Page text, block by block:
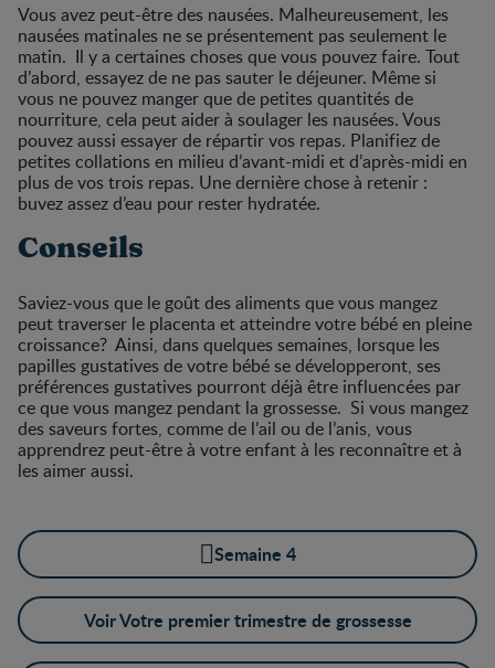
Vous avez peut-être des nausées. Malheureusement, les
nausées matinales ne se présentement pas seulement le
matin. Il y a certaines choses que vous pouvez faire. Tout
d’abord, essayez de ne pas sauter le déjeuner. Même si
vous ne pouvez manger que de petites quantités de
nourriture, cela peut aider à soulager les nausées. Vous
pouvez aussi essayer de répartir vos repas. Planifiez de
petites collations en milieu d’avant-midi et d’après-midi en
plus de vos trois repas. Une dernière chose à retenir :
buvez assez d’eau pour rester hydratée.
Conseils
Saviez-vous que le goût des aliments que vous mangez
peut traverser le placenta et atteindre votre bébé en pleine
croissance? Ainsi, dans quelques semaines, lorsque les
papilles gustatives de votre bébé se développeront, ses
préférences gustatives pourront déjà être influencées par
ce que vous mangez pendant la grossesse. Si vous mangez
des saveurs fortes, comme de l’ail ou de l’anis, vous
apprendrez peut-être à votre enfant à les reconnaître et à
les aimer aussi.
Semaine 4
Voir Votre premier trimestre de grossesse